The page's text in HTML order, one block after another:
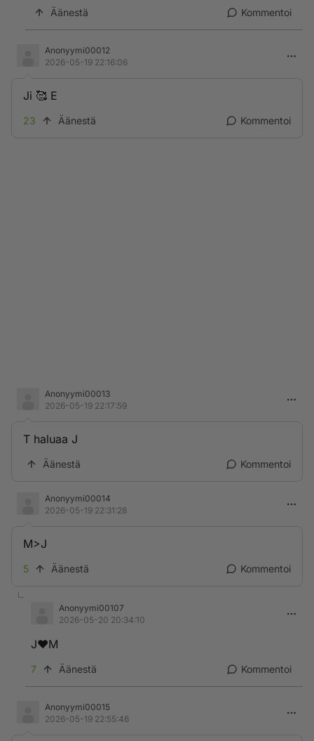
Äänestä Kommentoi
Anonyymi00012
2026-05-19 22:16:06
Ji 🥰 E
23 Äänestä Kommentoi
Anonyymi00013
2026-05-19 22:17:59
T haluaa J
Äänestä Kommentoi
Anonyymi00014
2026-05-19 22:31:28
M>J
5 Äänestä Kommentoi
Anonyymi00107
2026-05-20 20:34:10
J❤️M
7 Äänestä Kommentoi
Anonyymi00015
2026-05-19 22:55:46